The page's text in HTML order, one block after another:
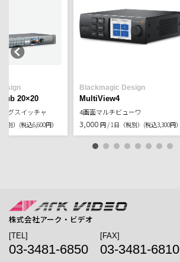
VCCI Class B
20×20
グスイッチャ
別） (税込6,600円）
Blackmagic Design
MultiView4
4画面マルチビューワ
3,000 円 / 1日（税別） (税込3,300円）
株式会社アーク・ビデオ
[TEL]
03-3481-6850
[FAX]
03-3481-6810